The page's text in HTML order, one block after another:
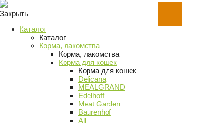
Закрыть
Каталог
Каталог
Корма, лакомства
Корма, лакомства
Корма для кошек
Корма для кошек
Delicana
MEALGRAND
Edelhoff
Meat Garden
Baurenhof
All